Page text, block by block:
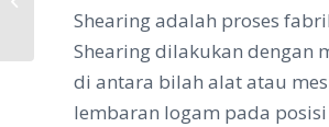
Shearing adalah proses
Shearing dilakukan dengan
di antara bilah alat atau
lembaran logam pada
Exchanger